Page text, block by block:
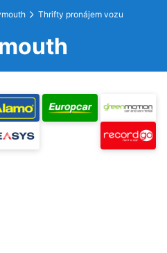
Thrifty pronájem vozu